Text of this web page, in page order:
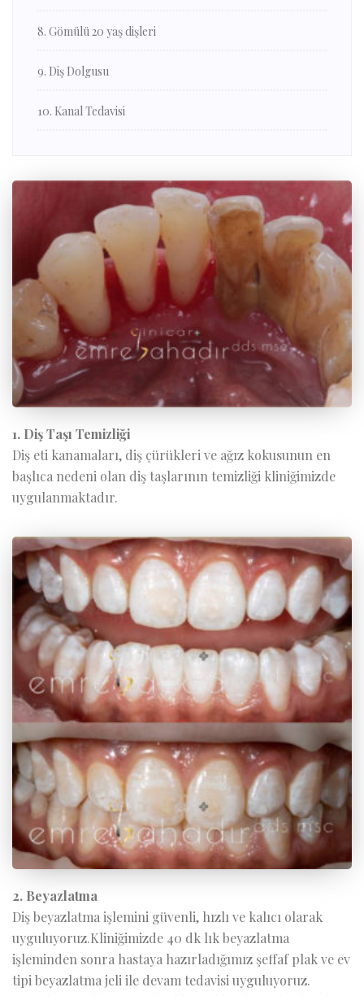
8. Gömülü 20 yaş dişleri
9. Diş Dolgusu
10. Kanal Tedavisi
1. Diş Taşı Temizliği
Diş eti kanamaları, diş çürükleri ve ağız kokusunun en
başlıca nedeni olan diş taşlarının temizliği kliniğimizde
uygulanmaktadır.
2. Beyazlatma
Diş beyazlatma işlemini güvenli, hızlı ve kalıcı olarak
uyguluyoruz.Kliniğimizde 40 dk lık beyazlatma
işleminden sonra hastaya hazırladığımız şeffaf plak ve ev
tipi beyazlatma jeli ile devam tedavisi uyguluyoruz.